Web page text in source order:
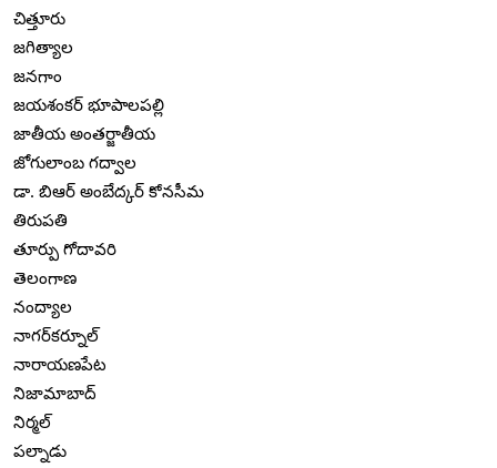
చిత్తూరు
జగిత్యాల
జనగాం
జయశంకర్ భూపాలపల్లి
జాతీయ అంతర్జాతీయ
జోగులాంబ గద్వాల
డా. బిఆర్ అంబేద్కర్ కోనసీమ
తిరుపతి
తూర్పు గోదావరి
తెలంగాణ
నంద్యాల
నాగర్‌కర్నూల్
నారాయణపేట
నిజామాబాద్
నిర్మల్
పల్నాడు